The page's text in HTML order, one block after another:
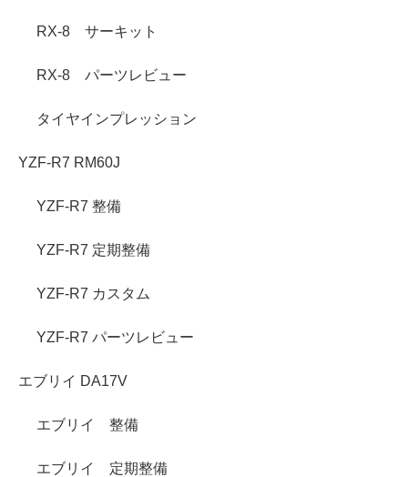
RX-8 サーキット
RX-8 パーツレビュー
タイヤインプレッション
YZF-R7 RM60J
YZF-R7 整備
YZF-R7 定期整備
YZF-R7 カスタム
YZF-R7 パーツレビュー
エブリイ DA17V
エブリイ 整備
エブリイ 定期整備